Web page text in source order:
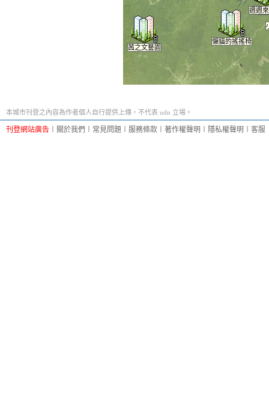
懶貓的搖搖椅
茜之文藝園
週週親
本城市刊登之內容為作者個人自行提供上傳，不代表 udn 立場。
刊登網站廣告 關於我們 常見問題 服務條款 著作權聲明 隱私權聲明 客服